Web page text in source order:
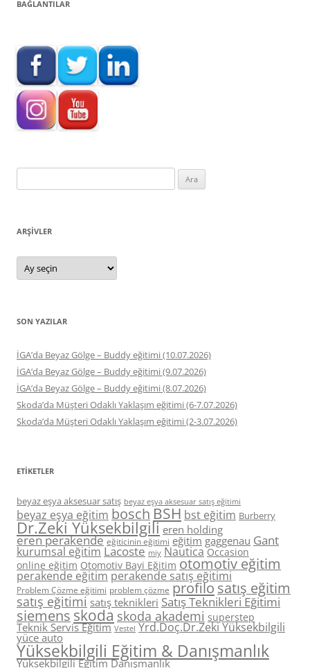
BAĞLANTILAR
ARŞIVLER
Arşivler
SON YAZILAR
İGA’da Beyaz Gölge – Buddy eğitimi (10.07.2026)
İGA’da Beyaz Gölge – Buddy eğitimi (9.07.2026)
İGA’da Beyaz Gölge – Buddy eğitimi (8.07.2026)
Skoda’da Müşteri Odaklı Yaklaşım eğitimi (6-7.07.2026)
Skoda’da Müşteri Odaklı Yaklaşım eğitimi (2-3.07.2026)
ETIKETLER
beyaz eşya aksesuar satış beyaz eşya aksesuar satış eğitimi
beyaz eşya eğitim boschBSH bst eğitim Burberry
Dr.Zeki Yüksekbilgili eren holding
eren perakende eğiticinin eğitimi eğitim gaggenau Gant
kurumsal eğitim Lacoste miy Nautica Occasion
online eğitim Otomotiv Bayi Eğitim otomotiv eğitim
perakende eğitim perakende satış eğitimi
Problem Çözme eğitimi problem çözme profilo satış eğitim
satış eğitimi satış teknikleri Satış Teknikleri Eğitimi
siemens skoda skoda akademi superstep
Teknik Servis Eğitim Vestel Yrd.Doç.Dr.Zeki Yüksekbilgili
yüce auto
Yüksekbilgili Eğitim & Danışmanlık
Yüksekbilgili Eğitim Danışmanlık